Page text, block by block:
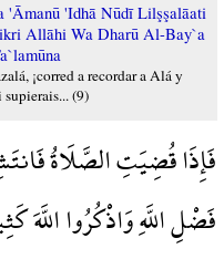
'Āmanū 'Idhā Nūdī Lilşşalāati
Allāhi Wa Dharū Al-Bay`a
¡corred a recordar a Alá y
(9)
فَإِذَا قُضِيَتِ الصَّلَاةُ
فَضْلِ اللَّهِ وَاذْكُرُوا اللَّهَ